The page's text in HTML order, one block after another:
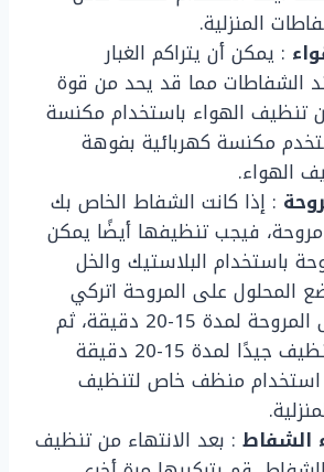
المنزلية.
: يمكن أن يتراكم الغبار
الشفاطات مما قد يحد من قوة
تنظيف الهواء باستخدام مكنسة
مكنسة كهربائية بفوهة
الهواء.
: إذا كانت الشفاط الخاص بك
فيجب تنظيفها أيضًا يمكن
باستخدام البلاستيك والخل
المحلول على المروحة اتركي
المحلول على المروحة لمدة 15-20 دقيقة، ثم
استكمل التنظيف جيدًا لمدة 15-20 دقيقة
استخدام منظف خاص لتنظيف
الشفاط : بعد الانتهاء من تنظيف